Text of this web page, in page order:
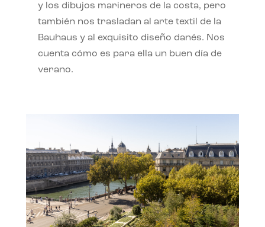
y los dibujos marineros de la costa, pero
también nos trasladan al arte textil de la
Bauhaus y al exquisito diseño danés. Nos
cuenta cómo es para ella un buen día de
verano.